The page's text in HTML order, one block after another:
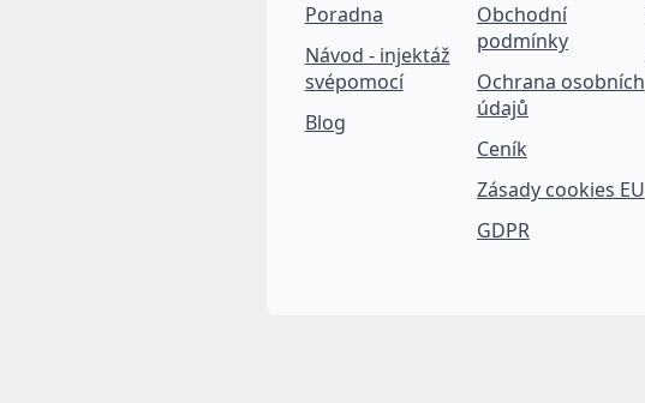
Poradna
Návod - injektáž
svépomocí
Blog
Obchodní
podmínky
Ochrana osobních
údajů
Ceník
Zásady cookies EU
GDPR